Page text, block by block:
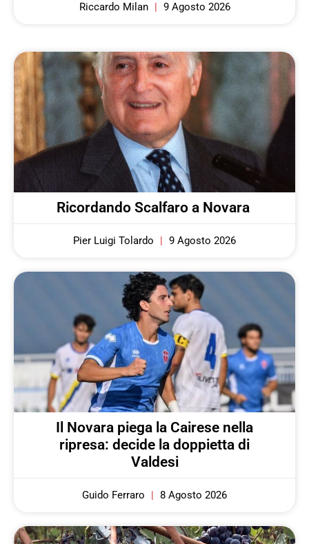
Riccardo Milan 9 Agosto 2026
Ricordando Scalfaro a Novara
Pier Luigi Tolardo 9 Agosto 2026
Il Novara piega la Cairese nella
ripresa: decide la doppietta di
Valdesi
Guido Ferraro 8 Agosto 2026